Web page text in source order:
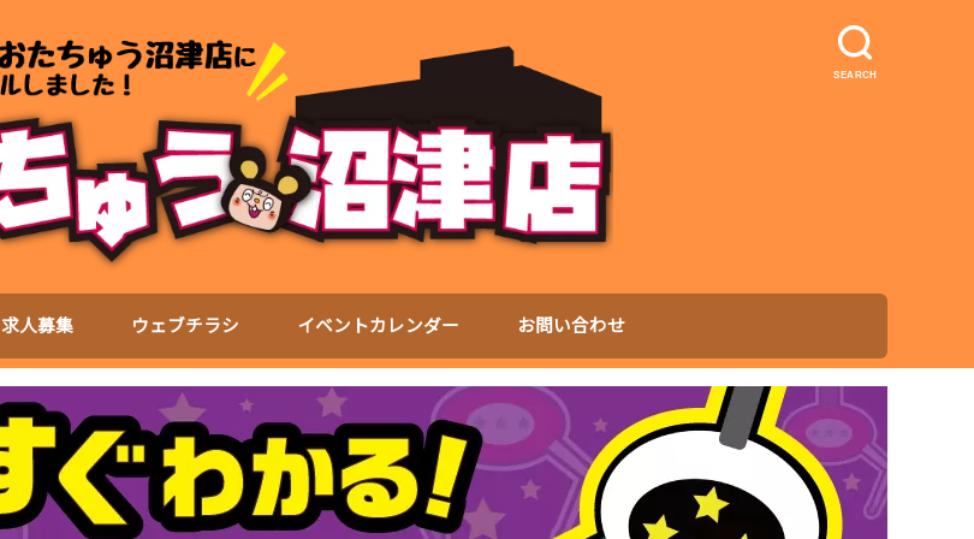
SEARCH
求人募集 ウェブチラシ イベントカレンダー お問い合わせ